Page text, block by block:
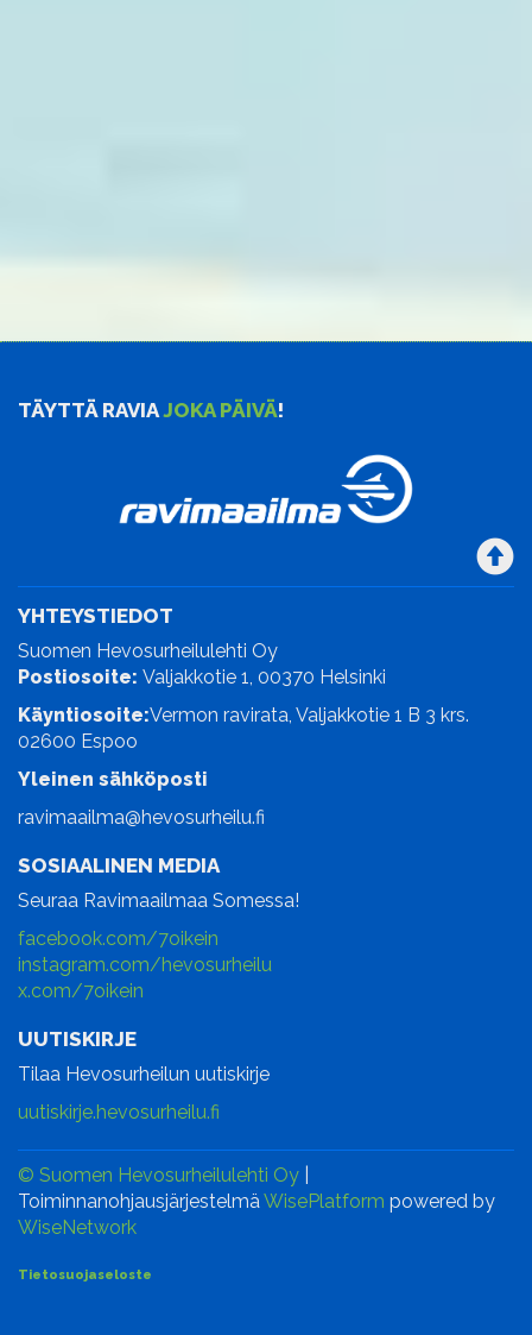
TÄYTTÄ RAVIAJOKA PÄIVÄ!
YHTEYSTIEDOT
Suomen Hevosurheilulehti Oy
Postiosoite: Valjakkotie 1, 00370 Helsinki
Käyntiosoite:Vermon ravirata, Valjakkotie 1 B 3 krs.
02600 Espoo
Yleinen sähköposti
ravimaailma@hevosurheilu.fi
SOSIAALINEN MEDIA
Seuraa Ravimaailmaa Somessa!
facebook.com/7oikein
instagram.com/hevosurheilu
x.com/7oikein
UUTISKIRJE
Tilaa Hevosurheilun uutiskirje
uutiskirje.hevosurheilu.fi
© Suomen Hevosurheilulehti Oy
ToiminnanohjausjärjestelmäWisePlatform powered by
WiseNetwork
Tietosuojaseloste